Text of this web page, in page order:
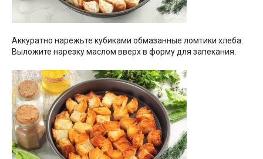
Аккуратно нарежьте кубиками обмазанные ломтики хлеба.
Выложите нарезку маслом вверх в форму для запекания.